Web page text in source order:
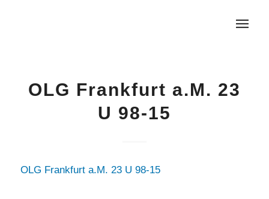
OLG Frankfurt a.M. 23
U 98-15
OLG Frankfurt a.M. 23 U 98-15